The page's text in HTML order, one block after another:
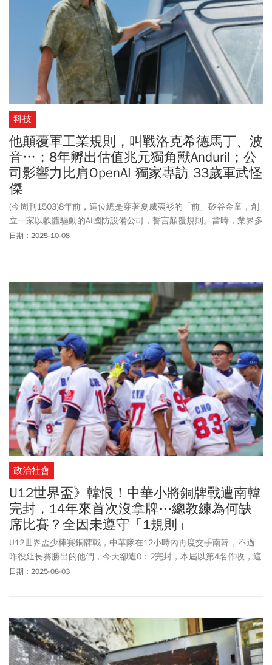
科技
他顛覆軍工業規則，叫戰洛克希德馬丁、波
音…；8年孵出估值兆元獨角獸Anduril；公
司影響力比肩OpenAI 獨家專訪 33歲軍武怪
傑
(今周刊1503)8年前，這位總是穿著夏威夷衫的「前」矽谷金童，創
立一家以軟體驅動的AI國防設備公司，誓言顛覆規則。當時，業界多
認為他勾勒的願景過於瘋狂，冷眼相待。8年過後，他所創辦的安杜
要夥伴之一。
日期：2025-10-08
政治社會
U12世界盃》韓恨！中華小將銅牌戰遭南韓
完封，14年來首次沒拿牌⋯總教練為何缺
席比賽？全因未遵守「1規則」
U12世界盃少棒賽銅牌戰，中華隊在12小時內再度交手南韓，不過
昨役延長賽勝出的他們，今天卻遭0：2完封，本屆以第4名作收，這
也是賽會開辦14年以來，中華隊首度沒有帶回獎牌。
日期：2025-08-03